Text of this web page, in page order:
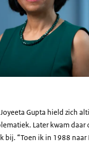
Gupta hield zich
Later kwam daar
bij. “Toen ik in 1988 naar